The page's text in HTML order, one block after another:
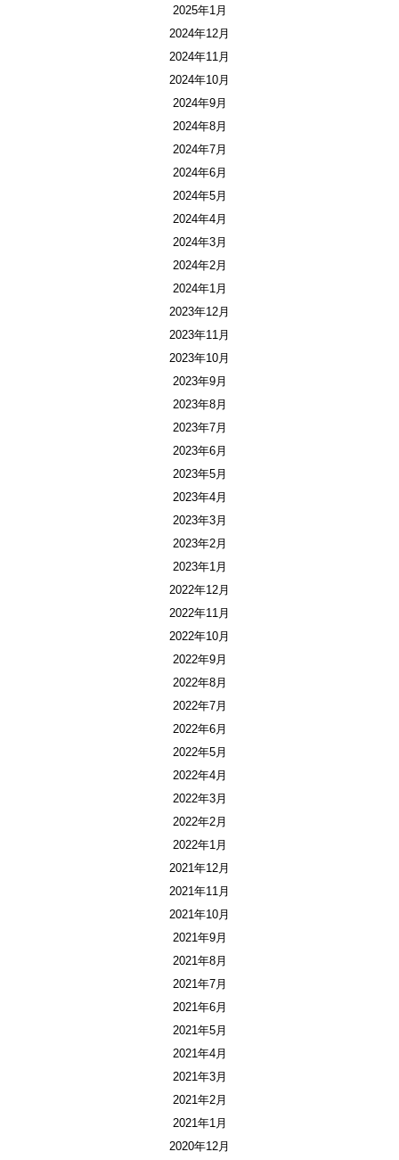
2025年1月
2024年12月
2024年11月
2024年10月
2024年9月
2024年8月
2024年7月
2024年6月
2024年5月
2024年4月
2024年3月
2024年2月
2024年1月
2023年12月
2023年11月
2023年10月
2023年9月
2023年8月
2023年7月
2023年6月
2023年5月
2023年4月
2023年3月
2023年2月
2023年1月
2022年12月
2022年11月
2022年10月
2022年9月
2022年8月
2022年7月
2022年6月
2022年5月
2022年4月
2022年3月
2022年2月
2022年1月
2021年12月
2021年11月
2021年10月
2021年9月
2021年8月
2021年7月
2021年6月
2021年5月
2021年4月
2021年3月
2021年2月
2021年1月
2020年12月